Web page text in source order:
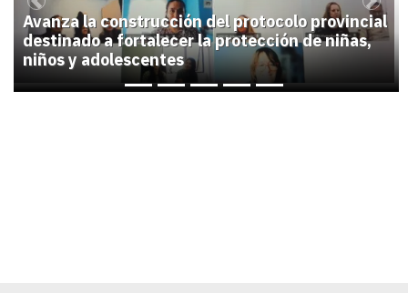
Avanza la construcción del protocolo provincial
destinado a fortalecer la protección de niñas,
niños y adolescentes
Previous Next